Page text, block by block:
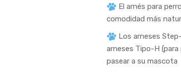
El arnés para
comodidad más
Los arneses
arneses Tipo-H
pasear a su mascota